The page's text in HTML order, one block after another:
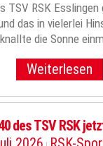
TSV RSK Esslingen
das in vielerlei
knallte die Sonne
Weiterlesen
des TSV RSK